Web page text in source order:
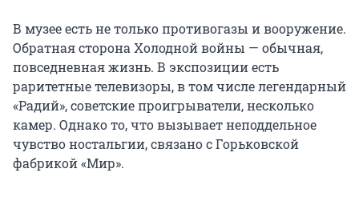
В музее есть не только противогазы и вооружение.
Обратная сторона Холодной войны — обычная,
повседневная жизнь. В экспозиции есть
раритетные телевизоры, в том числе легендарный
«Радий», советские проигрыватели, несколько
камер. Однако то, что вызывает неподдельное
чувство ностальгии, связано с Горьковской
фабрикой «Мир».